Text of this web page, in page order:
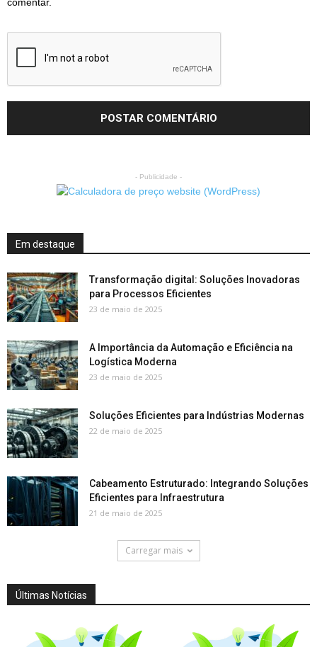
- Publicidade -
Em destaque
Transformação digital: Soluções Inovadoras
para Processos Eficientes
23 de maio de 2025
A Importância da Automação e Eficiência na
Logística Moderna
23 de maio de 2025
Soluções Eficientes para Indústrias Modernas
22 de maio de 2025
Cabeamento Estruturado: Integrando Soluções
Eficientes para Infraestrutura
21 de maio de 2025
Carregar mais
Últimas Notícias